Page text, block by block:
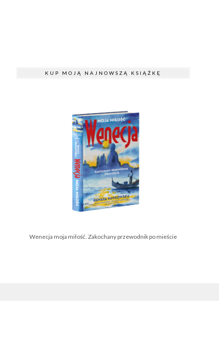
KUP MOJĄ NAJNOWSZĄ KSIĄŻKĘ
Wenecja moja miłość. Zakochany przewodnik po mieście